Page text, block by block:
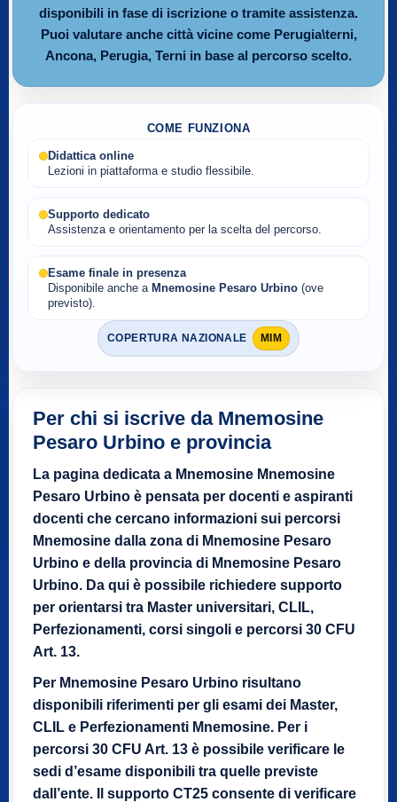
disponibili in fase di iscrizione o tramite assistenza.
Puoi valutare anche città vicine come Perugia\terni,
Ancona, Perugia, Terni in base al percorso scelto.
COME FUNZIONA
Didattica online
Lezioni in piattaforma e studio flessibile.
Supporto dedicato
Assistenza e orientamento per la scelta del percorso.
Esame finale in presenza
Disponibile anche a Mnemosine Pesaro Urbino (ove
previsto).
COPERTURA NAZIONALE MIM
Per chi si iscrive da Mnemosine
Pesaro Urbino e provincia
La pagina dedicata a Mnemosine Mnemosine
Pesaro Urbino è pensata per docenti e aspiranti
docenti che cercano informazioni sui percorsi
Mnemosine dalla zona di Mnemosine Pesaro
Urbino e della provincia di Mnemosine Pesaro
Urbino. Da qui è possibile richiedere supporto
per orientarsi tra Master universitari, CLIL,
Perfezionamenti, corsi singoli e percorsi 30 CFU
Art. 13.
Per Mnemosine Pesaro Urbino risultano
disponibili riferimenti per gli esami dei Master,
CLIL e Perfezionamenti Mnemosine. Per i
percorsi 30 CFU Art. 13 è possibile verificare le
sedi d’esame disponibili tra quelle previste
dall’ente. Il supporto CT25 consente di verificare